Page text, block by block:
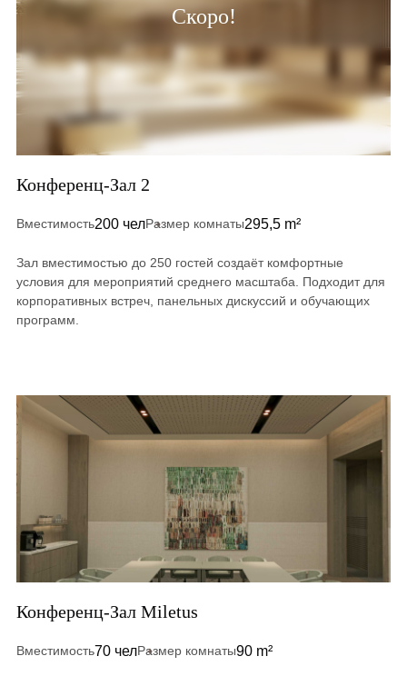
Скоро!
Конференц-Зал 2
Вместимость200 челРазмер комнаты295,5 m²
Зал вместимостью до 250 гостей создаёт комфортные
условия для мероприятий среднего масштаба. Подходит для
корпоративных встреч, панельных дискуссий и обучающих
программ.
Конференц-Зал Miletus
Вместимость70 челРазмер комнаты90 m²